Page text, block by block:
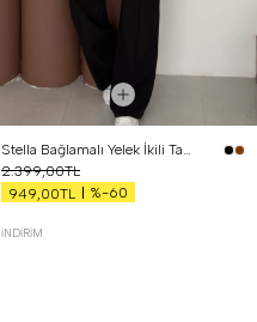
Stella Bağlamalı Yelek İkili Takım Siyah
2.399,00TL
949,00TL
%-60
İNDIRIM